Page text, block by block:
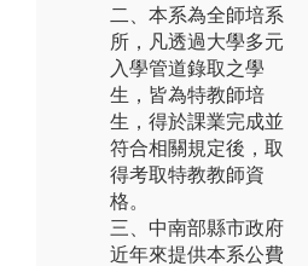
二、本系為全師培系
所，凡透過大學多元
入學管道錄取之學
生，皆為特教師培
生，得於課業完成並
符合相關規定後，取
得考取特教教師資
格。
三、中南部縣市政府
近年來提供本系公費